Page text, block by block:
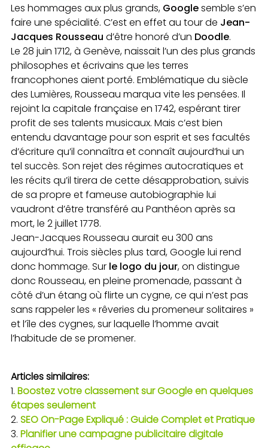
Les hommages aux plus grands, Googlesemble s’en
faire une spécialité. C’est en effet au tour de Jean-
Jacques Rousseau d’être honoré d’un Doodle.
Le 28 juin 1712, à Genève, naissait l’un des plus grands
philosophes et écrivains que les terres
francophones aient porté. Emblématique du siècle
des Lumières, Rousseau marqua vite les pensées. Il
rejoint la capitale française en 1742, espérant tirer
profit de ses talents musicaux. Mais c’est bien
entendu davantage pour son esprit et ses facultés
d’écriture qu’il connaîtra et connaît aujourd’hui un
tel succès. Son rejet des régimes autocratiques et
les récits qu’il tirera de cette désapprobation, suivis
de sa propre et fameuse autobiographie lui
vaudront d’être transféré au Panthéon après sa
mort, le 2 juillet 1778.
Jean-Jacques Rousseau aurait eu 300 ans
aujourd’hui. Trois siècles plus tard, Google lui rend
donc hommage. Sur le logo du jour, on distingue
donc Rousseau, en pleine promenade, passant à
côté d’un étang où flirte un cygne, ce qui n’est pas
sans rappeler les « rêveries du promeneur solitaires »
et l’île des cygnes, sur laquelle l’homme avait
l’habitude de se promener.
Articles similaires:
Boostez votre classement sur Google en quelques
étapes seulement
SEO On-Page Expliqué : Guide Complet et Pratique
Planifier une campagne publicitaire digitale